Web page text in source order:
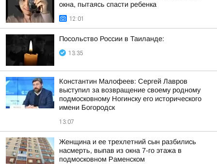
окна, пытаясь спасти ребенка
12:01
Посольство России в Таиланде:
13:35
Константин Малофеев: Сергей Лавров
выступил за возвращение своему родному
подмосковному Ногинску его исторического
имени Богородск
13:07
Женщина и ее трехлетний сын разбились
насмерть, выпав из окна 7-го этажа в
подмосковном Раменском